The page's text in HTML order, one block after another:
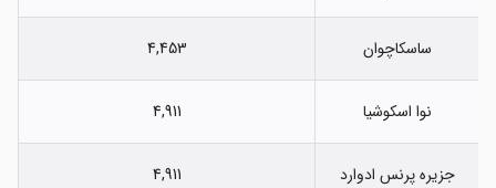
ساسکاچوان 4,453
نوا اسکوشیا 4,911
جزیره پرنس ادوارد 4,911